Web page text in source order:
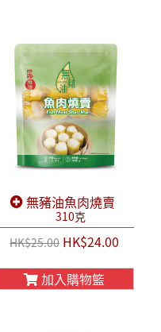
無豬油魚肉燒賣
310克
HK$25.00HK$24.00
加入購物籃